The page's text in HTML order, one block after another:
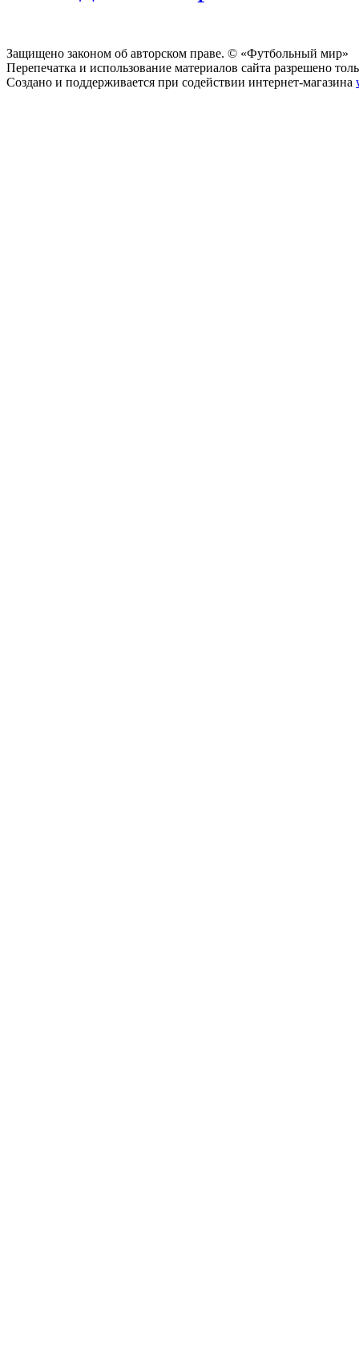
Защищено законом об авторском праве. © «Футбольный мир»
Перепечатка и использование материалов сайта разрешено
Создано и поддерживается при содействии интернет-магазина